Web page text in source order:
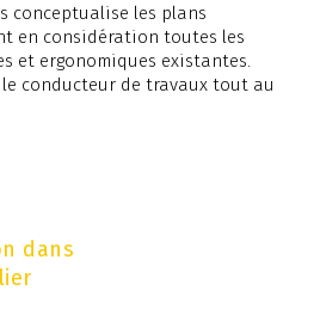
conceptualise les plans
en considération toutes les
et ergonomiques existantes.
conducteur de travaux tout au
dans